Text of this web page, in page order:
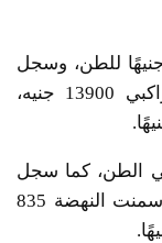
سجل حديد مصر ستيل سعر 13900 جنيهًا للطن، وسجل
حديد الداخلية سعر 14300 جنيهًا، والمراكبي 13900 جنيه،
890 جنيهًا في الطن، كما سجل
أسمنت النصر 850 جنيهًا للطن، وسجل أسمنت النهضة 835